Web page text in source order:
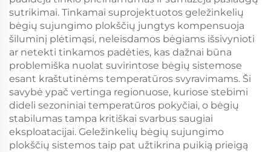
sutrikimai. Tinkamai suprojektuotos geležinkelių
bėgių sujungimo plokščių jungtys kompensuoja
šiluminį plėtimąsi, neleisdamos bėgiams išsivynioti
ar netekti tinkamos padėties, kas dažnai būna
problemiška nuolat suvirintose bėgių sistemose
esant kraštutinėms temperatūros svyravimams. Ši
savybė ypač vertinga regionuose, kuriose stebimi
dideli sezoniniai temperatūros pokyčiai, o bėgių
stabilumas tampa kritiškai svarbus saugiai
eksploatacijai. Geležinkelių bėgių sujungimo
plokščių sistemos taip pat užtikrina puikią prieigą